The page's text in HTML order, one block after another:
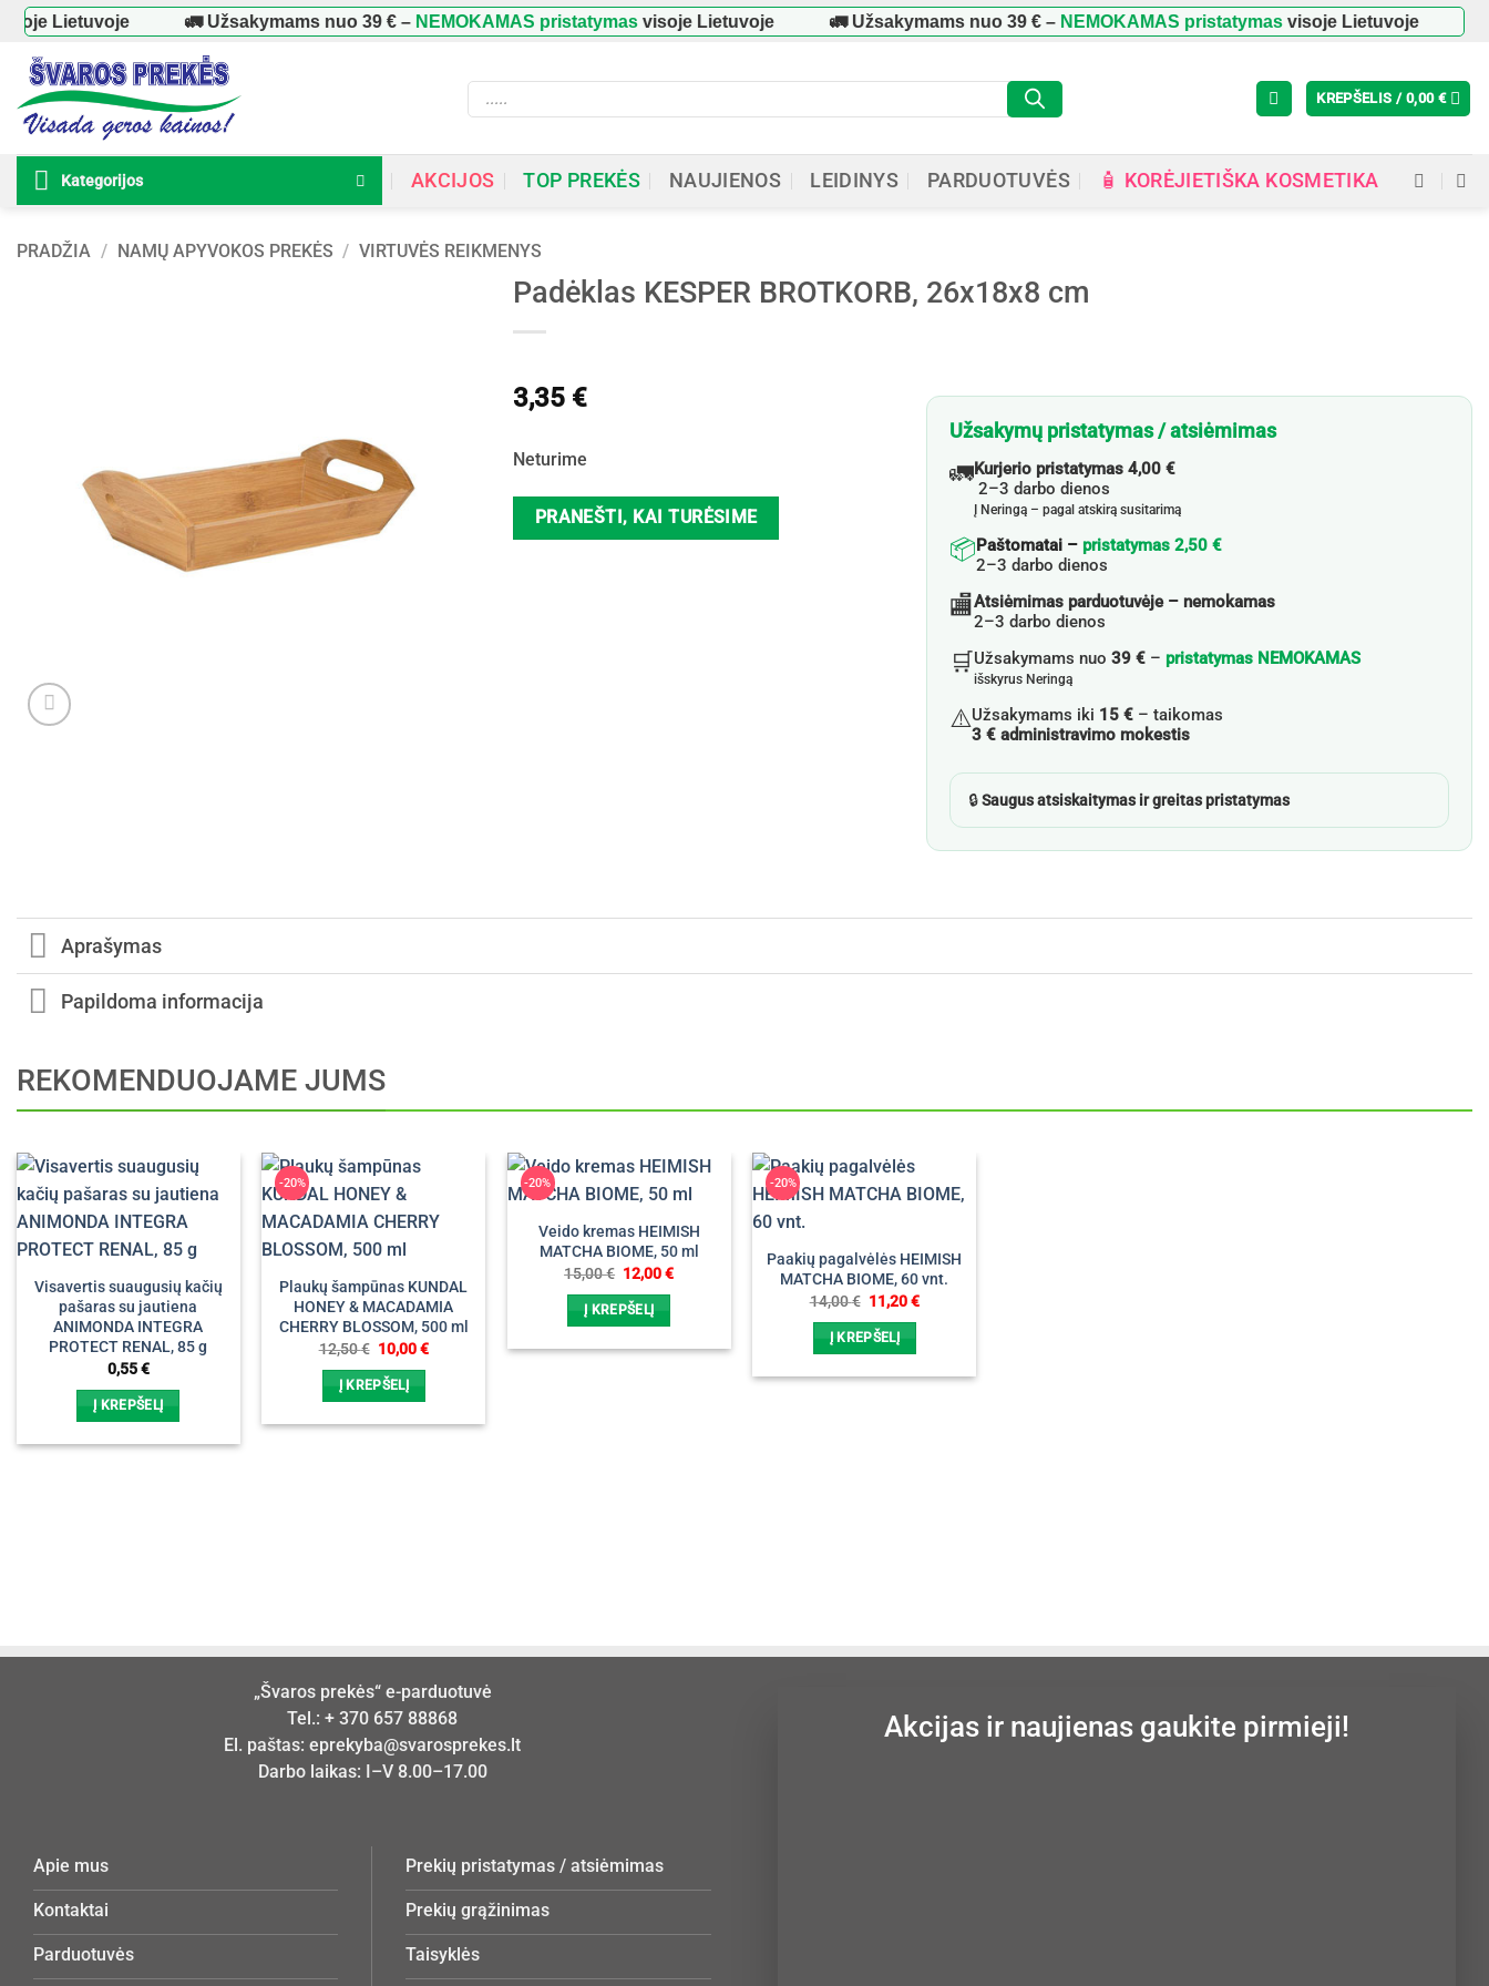
Skip
content
Lietuvoje 🚛 Užsakymams nuo39 €–NEMOKAMAS pristatymasvisoje Lietuvoje 🚛 Užsakymams nuo39 €–NEMOKAMAS pristatymasvisoje Lietuvoje
Products
search
KREPŠELIS / 0,00 €
Kategorijos AKCIJOS TOP PREKĖS NAUJIENOS LEIDINYS PARDUOTUVĖS 🧴 KORĖJIETIŠKA KOSMETIKA
PRADŽIA / NAMŲ APYVOKOS PREKĖS / VIRTUVĖS REIKMENYS
Padėklas KESPER BROTKORB, 26x18x8 cm
3,35 €
Neturime
PRANEŠTI, KAI TURĖSIME
Užsakymų pristatymas / atsiėmimas
🚛Kurjerio pristatymas 4,00 €
2–3 darbo dienos
Į Neringą – pagal atskirą susitarimą
📦Paštomatai – pristatymas 2,50 €
2–3 darbo dienos
🏬Atsiėmimas parduotuvėje – nemokamas
2–3 darbo dienos
🛒Užsakymams nuo39 € – pristatymas NEMOKAMAS
išskyrus Neringą
⚠️Užsakymams iki 15 € – taikomas
3 € administravimo mokestis
🔒Saugus atsiskaitymas ir greitas pristatymas
Aprašymas
Papildoma informacija
REKOMENDUOJAME JUMS
Visavertis suaugusių kačių
pašaras su jautiena
ANIMONDA INTEGRA
PROTECT RENAL, 85 g
0,55€
Į KREPŠELĮ
-20%
Plaukų šampūnas KUNDAL
HONEY & MACADAMIA
CHERRY BLOSSOM, 500 ml
12,50€ Original
was:
12,50 €.
10,00€Current
Į KREPŠELĮ
-20%
Veido kremas HEIMISH
MATCHA BIOME, 50 ml
15,00€ Original
was:
15,00 €.
12,00€Current
Į KREPŠELĮ
-20%
Paakių pagalvėlės HEIMISH
MATCHA BIOME, 60 vnt.
14,00€ Original
was:
14,00 €.
11,20€Current
Į KREPŠELĮ
„Švaros prekės“ e-parduotuvė
Tel.: + 370 657 88868
El. paštas: eprekyba@svarosprekes.lt
Darbo laikas: I–V 8.00–17.00
Apie mus
Kontaktai
Parduotuvės
Prekių pristatymas / atsiėmimas
Prekių grąžinimas
Taisyklės
Akcijas ir naujienas gaukite pirmieji!